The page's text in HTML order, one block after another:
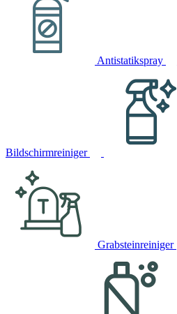
Antistatikspray
Bildschirmreiniger
Grabsteinreiniger